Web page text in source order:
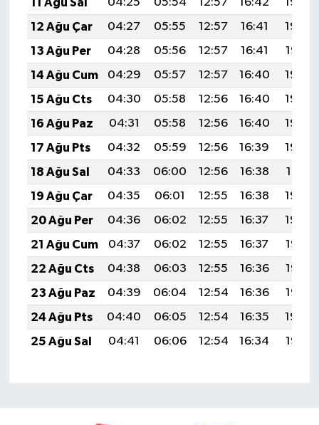
11 Ağu Sal 04:25 05:54 12:57 16:42
19:50
12 Ağu Çar
04:27 05:55 12:57 16:41
19:48
13 Ağu Per
04:28 05:56 12:57 16:41
19:47
14 Ağu Cum
04:29 05:57 12:57 16:40
19:46
15 Ağu Cts
04:30 05:58 12:56 16:40
19:45
16 Ağu Paz
04:31 05:58 12:56 16:40
19:44
17 Ağu Pts
04:32 05:59 12:56 16:39
19:43
18 Ağu Sal
04:33 06:00 12:56 16:38
19:41
19 Ağu Çar
04:35 06:01 12:55 16:38
19:40
20 Ağu Per
04:36 06:02 12:55 16:37
19:39
21 Ağu Cum
04:37 06:02 12:55 16:37
19:38
22 Ağu Cts
04:38 06:03 12:55 16:36
19:36
23 Ağu Paz
04:39 06:04 12:54 16:36
19:35
24 Ağu Pts
04:40 06:05 12:54 16:35
19:34
25 Ağu Sal
04:41 06:06 12:54 16:34 19:32